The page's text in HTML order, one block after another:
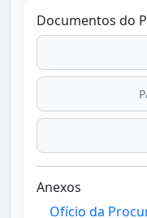
Documentos do
Anexos
Ofício da